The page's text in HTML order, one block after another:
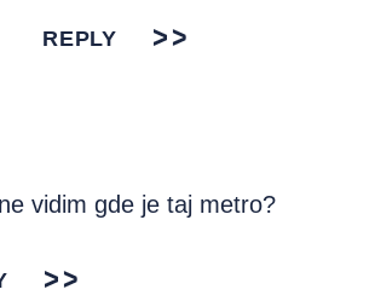
REPLY
vidim gde je taj metro?